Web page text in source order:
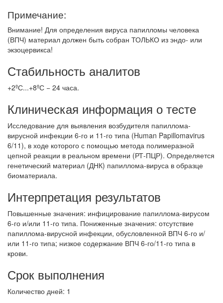
Примечание:
Внимание! Для определения вируса папилломы человека
(ВПЧ) материал должен быть собран ТОЛЬКО из эндо- или
экзоцервикса!
Стабильность аналитов
+2ºС...+8ºС − 24 часа.
Клиническая информация о тесте
Исследование для выявления возбудителя папиллома-
вирусной инфекции 6-го и 11-го типа (Human Papillomavirus
6/11), в ходе которого с помощью метода полимеразной
цепной реакции в реальном времени (РТ-ПЦР). Определяется
генетический материал (ДНК) папиллома-вируса в образце
биоматериала.
Интерпретация результатов
Повышенные значения: инфицирование папиллома-вирусом
6-го и/или 11-го типа. Пониженные значения: отсутствие
папиллома-вирусной инфекции, обусловленной ВПЧ 6-го и/
или 11-го типа; низкое содержание ВПЧ 6-го/11-го типа в
крови.
Срок выполнения
Количество дней: 1